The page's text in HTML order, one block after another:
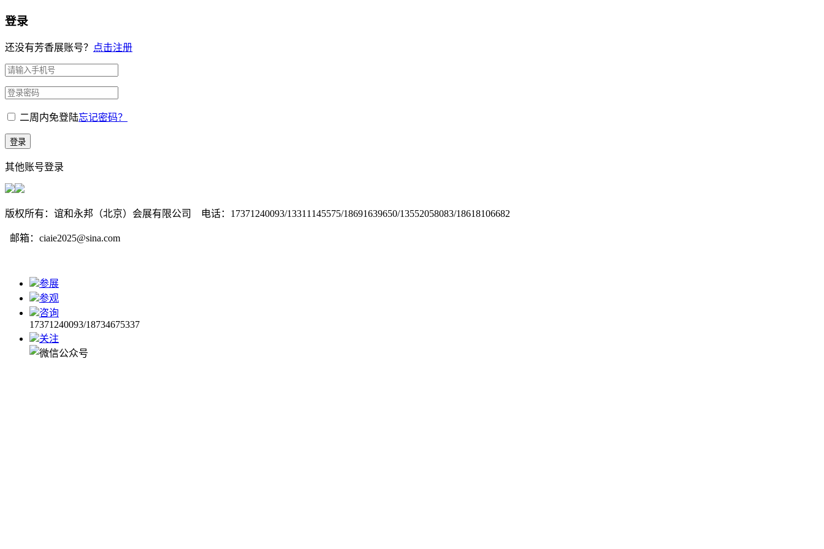
登录
还没有芳香展账号？ 点击注册
二周内免登陆忘记密码？
登录
其他账号登录
版权所有：谊和永邦（北京）会展有限公司 电话：17371240093/13311145575/18691639650/13552058083/18618106682
邮箱：ciaie2025@sina.com
参展
参观
咨询
17371240093/18734675337
关注